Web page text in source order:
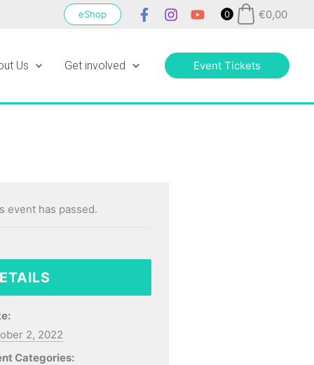
eShop 0 €0,00
Us Get involved Event Tickets
event has passed.
2, 2022
Categories: